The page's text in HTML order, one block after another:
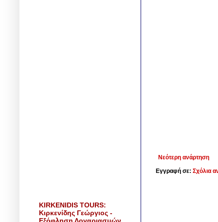
Νεότερη ανάρτηση
Εγγραφή σε: Σχόλια
KIRKENIDIS TOURS:
Κιρκενίδης Γεώργιος -
Εξόφληση Λογαριασμών